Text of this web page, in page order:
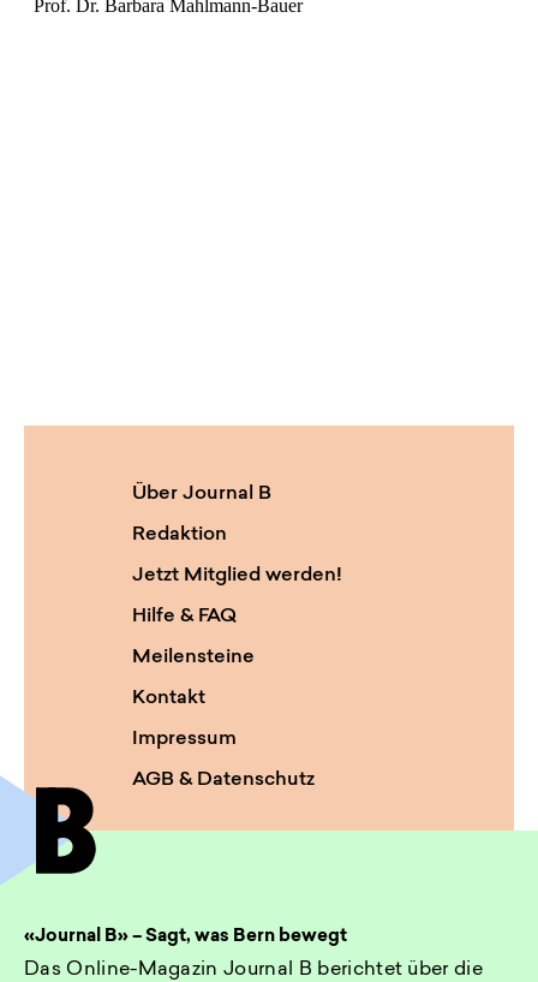
Über Journal B
Redaktion
Jetzt Mitglied werden!
Hilfe & FAQ
Meilensteine
Kontakt
Impressum
AGB & Datenschutz
«Journal B» – Sagt, was Bern bewegt
Das Online-Magazin Journal B berichtet über die